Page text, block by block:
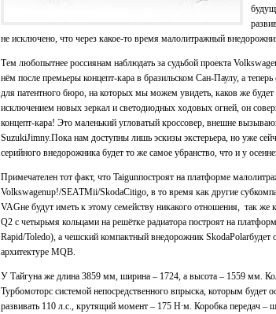
не исключено, что через какое-то время малолитражный
Тем любопытнее россиянам наблюдать за судьбой проекта
нём после премьеры концепт-кара в бразильском Сан-Паулу, а
для патентного бюро, на которых мы можем увидеть, каков же
исключением новых зеркал и светодиодных ходовых огней, он
концепт-кара! Это маленький угловатый кроссовер, внешне
SuzukiJimny.Пока нам доступны лишь эскизы экстерьера, но уже
серийного внедорожника будет то же самое убранство, что и у
Примечателен тот факт, что Taigunпостроят на платформе
Volkswagenup!/SEATMii/SkodaCitigo, в то время как другие
VAGне будут иметь к этому семейству никакого отношения, так же
Q2 с четырьмя кольцами на решётке радиатора построят на
Rapid/Toledo), а чешский компактный внедорожник SkodaPolarбудет
архитектуре MQB.
У Тайгуна же длина 3859 мм, ширина – 1724, а высота – 1559 мм.
Турбомоторс системой непосредственного впрыска, которым будет
развивать 110 л.с., крутящий момент – 175 Н∙м. Коробка передач –